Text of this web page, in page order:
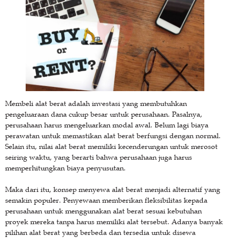
Membeli alat berat adalah investasi yang membutuhkan
pengeluaraan dana cukup besar untuk perusahaan. Pasalnya,
perusahaan harus mengeluarkan modal awal. Belum lagi biaya
perawatan untuk memastikan alat berat berfungsi dengan normal.
Selain itu, nilai alat berat memiliki kecenderungan untuk merosot
seiring waktu, yang berarti bahwa perusahaan juga harus
memperhitungkan biaya penyusutan.
Maka dari itu, konsep menyewa alat berat menjadi alternatif yang
semakin populer. Penyewaan memberikan fleksibilitas kepada
perusahaan untuk menggunakan alat berat sesuai kebutuhan
proyek mereka tanpa harus memiliki alat tersebut. Adanya banyak
pilihan alat berat yang berbeda dan tersedia untuk disewa